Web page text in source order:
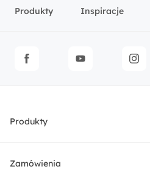
Produkty Inspiracje
Produkty
Meble
Zamówienia